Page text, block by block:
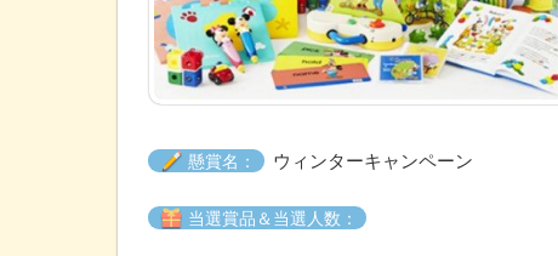
懸賞名： ウィンターキャンペーン
当選賞品＆当選人数：